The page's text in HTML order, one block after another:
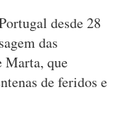
desde 28
das
Marta, que
de feridos e